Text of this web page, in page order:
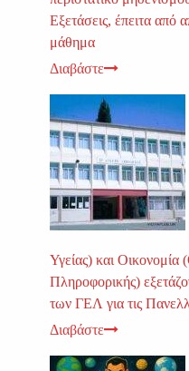
Εξετάσεις, έπειτα από
μάθημα
Διαβάστε
Υγείας) και
Πληροφορικής)
των ΓΕΛ για τις
Διαβάστε